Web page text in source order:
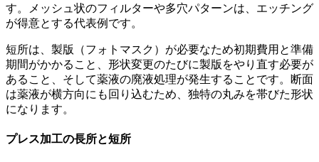
す。メッシュ状のフィルターや多穴パターンは、エッチング
が得意とする代表例です。
短所は、製版（フォトマスク）が必要なため初期費用と準備
期間がかかること、形状変更のたびに製版をやり直す必要が
あること、そして薬液の廃液処理が発生することです。断面
は薬液が横方向にも回り込むため、独特の丸みを帯びた形状
になります。
プレス加工の長所と短所